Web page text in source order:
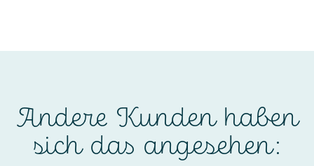
Andere Kunden haben
sich das angesehen: